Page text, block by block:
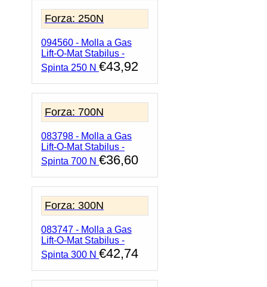
Forza: 250N
094560 - Molla a Gas
Lift-O-Mat Stabilus -
Spinta 250 N €43,92
Forza: 700N
083798 - Molla a Gas
Lift-O-Mat Stabilus -
Spinta 700 N €36,60
Forza: 300N
083747 - Molla a Gas
Lift-O-Mat Stabilus -
Spinta 300 N €42,74